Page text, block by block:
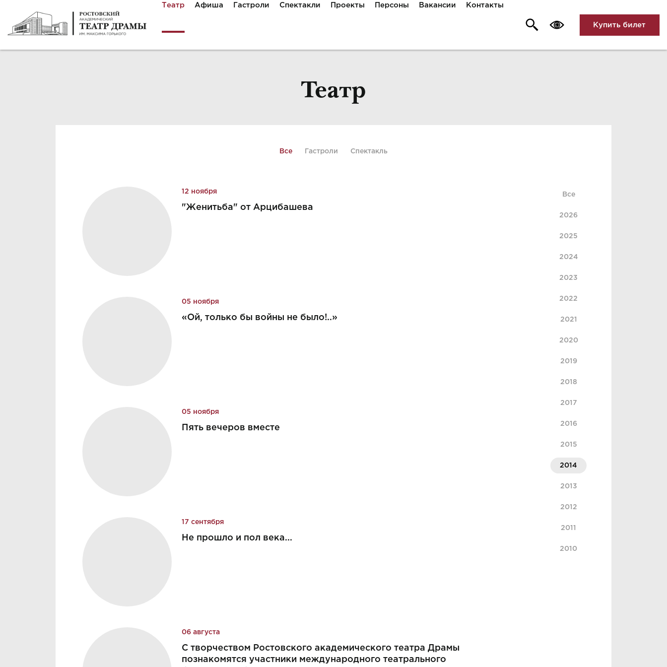
Театр Афиша Гастроли Спектакли Проекты Персоны Вакансии Контакты
Купить билет
Театр
Все Гастроли Спектакль
Все
2026
2025
2024
2023
2022
2021
2020
2019
2018
2017
2016
2015
2014
2013
2012
2011
2010
12 ноября
"Женитьба" от Арцибашева
05 ноября
«Ой, только бы войны не было!..»
05 ноября
Пять вечеров вместе
17 сентября
Не прошло и пол века...
06 августа
С творчеством Ростовского академического театра Драмы
познакомятся участники международного театрального